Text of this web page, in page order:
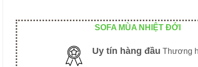
SOFA MÙA NHIỆT ĐỚI
Uy tín hàng đầu Thương